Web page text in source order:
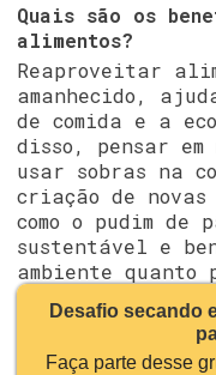
Quais são os
alimentos?
Reaproveitar
amanhecido,
de comida e a
disso, pensar
usar sobras na
criação de
como o pudim de
sustentável e
ambiente quanto
Desafio secando
Faça parte desse